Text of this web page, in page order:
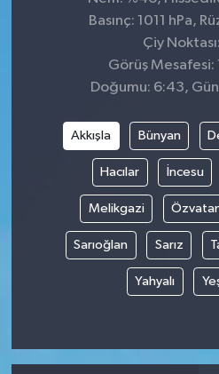
Basınç: 1011 hPa,
Çiy
Görüş Mesafesi:
Doğumu: 6:43, Gün
Akkışla Bünyan
Hacılar İncesu
Melikgazi
Sarıoğlan Sarız
Yahyalı